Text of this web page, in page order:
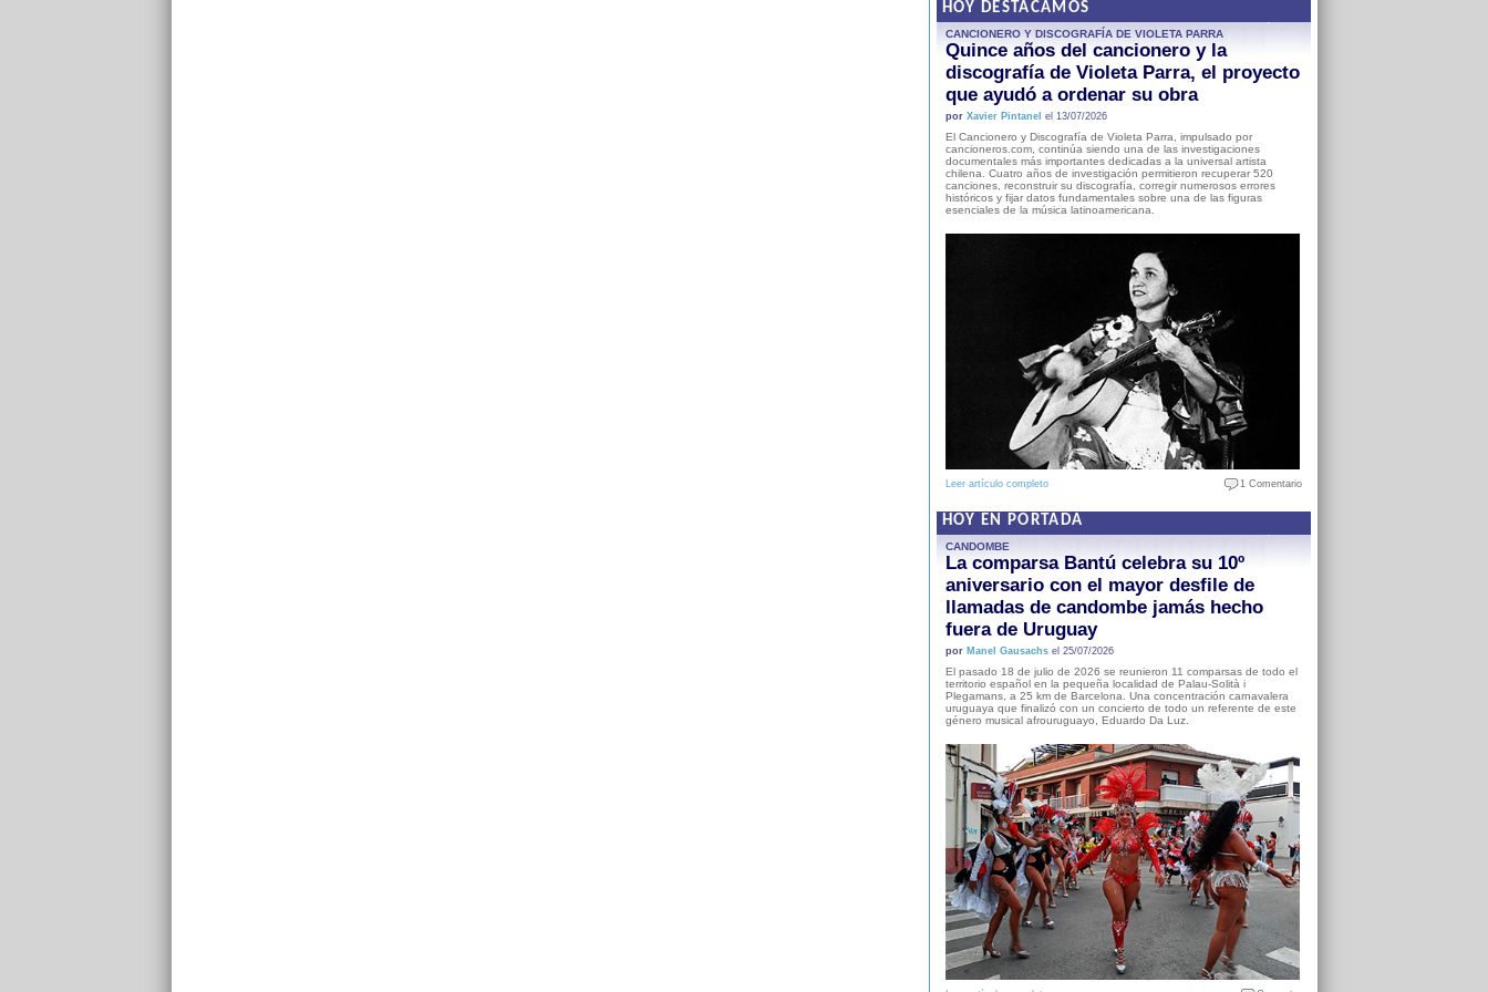
HOY DESTACAMOS
CANCIONERO Y DISCOGRAFÍA DE VIOLETA PARRA
Quince años del cancionero y la
discografía de Violeta Parra, el proyecto
que ayudó a ordenar su obra
por Xavier Pintanel el 13/07/2026
El Cancionero y Discografía de Violeta Parra, impulsado por
cancioneros.com, continúa siendo una de las investigaciones
documentales más importantes dedicadas a la universal artista
chilena. Cuatro años de investigación permitieron recuperar 520
canciones, reconstruir su discografía, corregir numerosos errores
históricos y fijar datos fundamentales sobre una de las figuras
esenciales de la música latinoamericana.
Leer artículo completo 1 Comentario
HOY EN PORTADA
CANDOMBE
La comparsa Bantú celebra su 10º
aniversario con el mayor desfile de
llamadas de candombe jamás hecho
fuera de Uruguay
por Manel Gausachsel 25/07/2026
El pasado 18 de julio de 2026 se reunieron 11 comparsas de todo el
territorio español en la pequeña localidad de Palau-Solità i
Plegamans, a 25 km de Barcelona. Una concentración carnavalera
uruguaya que finalizó con un concierto de todo un referente de este
género musical afrouruguayo, Eduardo Da Luz.